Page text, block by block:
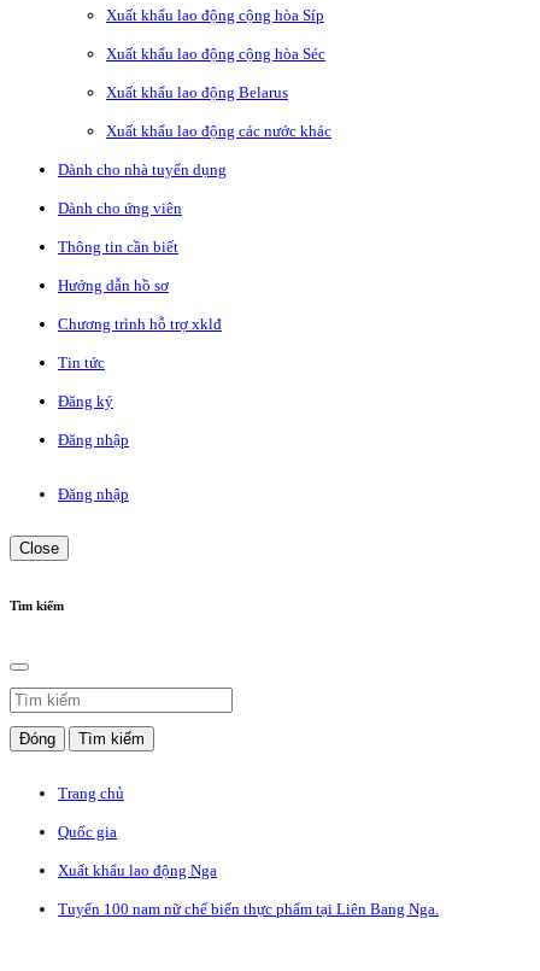
Xuất khẩu lao động cộng hòa Síp
Xuất khẩu lao động cộng hòa Séc
Xuất khẩu lao động Belarus
Xuất khẩu lao động các nước khác
Dành cho nhà tuyển dụng
Dành cho ứng viên
Thông tin cần biết
Hướng dẫn hồ sơ
Chương trình hỗ trợ xklđ
Tin tức
Đăng ký
Đăng nhập
Đăng nhập
Close
Tìm kiếm
Đóng Tìm kiếm
Trang chủ
Quốc gia
Xuất khẩu lao động Nga
Tuyển 100 nam nữ chế biến thực phẩm tại Liên Bang Nga.